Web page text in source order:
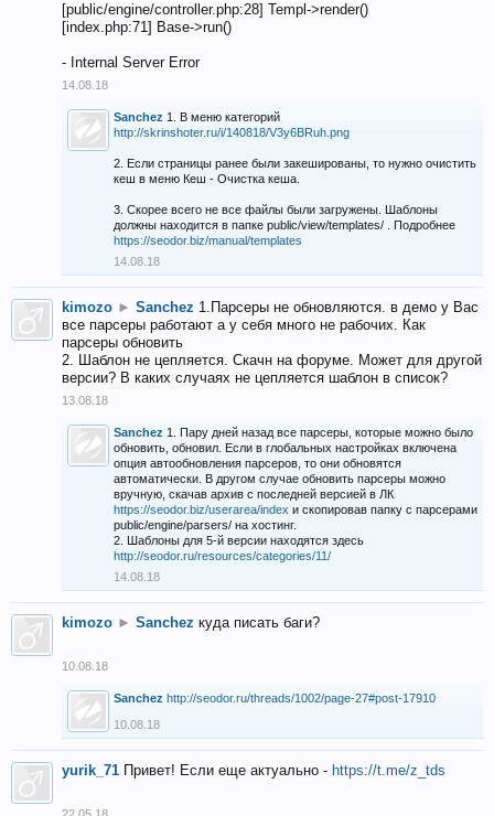
[public/engine/controller.php:28] Templ->render()
[index.php:71] Base->run()
- Internal Server Error
14.08.18
Sanchez 1. В меню категорий
http://skrinshoter.ru/i/140818/V3y6BRuh.png
2. Если страницы ранее были закешированы, то нужно очистить
кеш в меню Кеш - Очистка кеша.
3. Скорее всего не все файлы были загружены. Шаблоны
должны находится в папке public/view/templates/ . Подробнее
https://seodor.biz/manual/templates
14.08.18
kimozo ► Sanchez 1.Парсеры не обновляются. в демо у Вас
все парсеры работают а у себя много не рабочих. Как
парсеры обновить
2. Шаблон не цепляется. Скачн на форуме. Может для другой
версии? В каких случаях не цепляется шаблон в список?
13.08.18
Sanchez 1. Пару дней назад все парсеры, которые можно было
обновить, обновил. Если в глобальных настройках включена
опция автообновления парсеров, то они обновятся
автоматически. В другом случае обновить парсеры можно
вручную, скачав архив с последней версией в ЛК
https://seodor.biz/userarea/index и скопировав папку с парсерами
public/engine/parsers/ на хостинг.
2. Шаблоны для 5-й версии находятся здесь
http://seodor.ru/resources/categories/11/
14.08.18
kimozo ► Sanchez куда писать баги?
10.08.18
Sanchez http://seodor.ru/threads/1002/page-27#post-17910
10.08.18
yurik_71 Привет! Если еще актуально - https://t.me/z_tds